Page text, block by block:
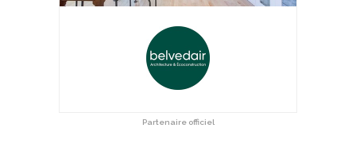
Partenaire officiel